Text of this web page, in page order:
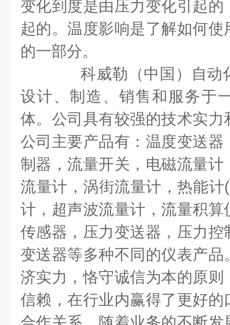
变化到度是由压力变化引起
起的。温度影响是了解如何
的一部分。
科威勒（中国）自动
设计、制造、销售和服务于
体。公司具有较强的技术实
公司主要产品有：温度变送
制器，流量开关，电磁流量
流量计，涡街流量计，热能计(
计，超声波流量计，流量积
传感器，压力变送器，压力
变送器等多种不同的仪表产
济实力，恪守诚信为本的原
信赖，在行业内赢得了更好